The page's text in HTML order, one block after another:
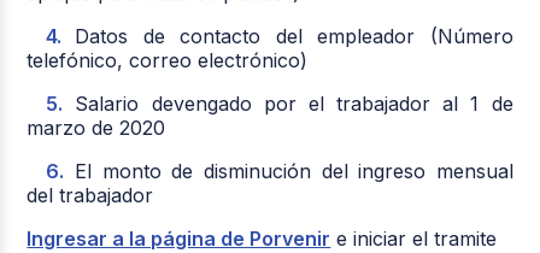
Datos de contacto del empleador (Número
telefónico, correo electrónico)
Salario devengado por el trabajador al 1 de
marzo de 2020
El monto de disminución del ingreso mensual
del trabajador
Ingresar a la página de Porvenir e iniciar el tramite